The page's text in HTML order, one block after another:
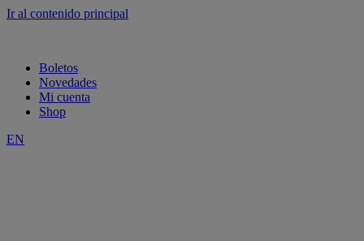
Ir al contenido principal
Boletos
Novedades
Mi cuenta
Shop
EN